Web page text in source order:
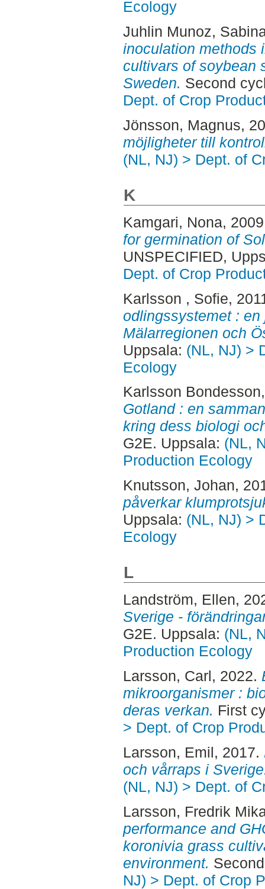
Ecology
Juhlin Munoz,
inoculation methods
cultivars of soybean
Sweden. Second
Dept. of Crop
Jönsson, Magnus,
möjligheter till
(NL, NJ) > Dept. of
K
Kamgari, Nona,
for germination of
UNSPECIFIED,
Dept. of Crop
Karlsson , Sofie,
odlingssystemet :
Mälarregionen och
Uppsala: (NL, NJ) >
Ecology
Karlsson
Gotland : en
kring dess biologi
G2E. Uppsala: (NL,
Production Ecology
Knutsson, Johan,
påverkar
Uppsala: (NL, NJ) >
Ecology
L
Landström, Ellen,
Sverige -
G2E. Uppsala: (NL,
Production Ecology
Larsson, Carl, 2022.
mikroorganismer :
deras verkan. First
> Dept. of Crop
Larsson, Emil, 2017.
och vårraps i
(NL, NJ) > Dept. of
Larsson, Fredrik
performance and
koronivia grass
environment.
NJ) > Dept. of Crop